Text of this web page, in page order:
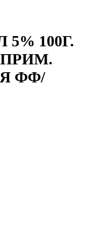
100Г.
ФФ/